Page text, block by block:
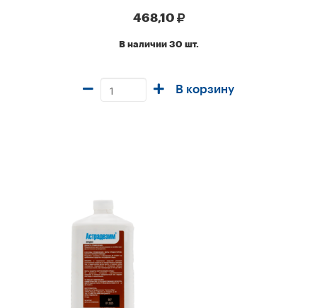
468,10
В наличии 30 шт.
В корзину